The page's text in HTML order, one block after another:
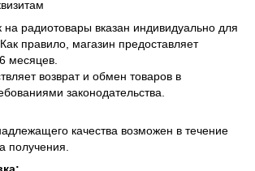
на радиотовары вказан индивидуально для
правило, магазин предоставляет
месяцев.
возврат и обмен товаров в
законодательства.
качества возможен в течение
получения.